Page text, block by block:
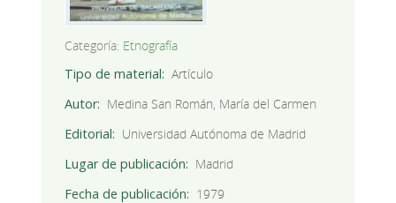
Categoría: Etnografía
Tipo de material
Artículo
Autor
Medina San Román, María del Carmen
Editorial
Universidad Autónoma de Madrid
Lugar de publicación
Madrid
Fecha de publicación
1979